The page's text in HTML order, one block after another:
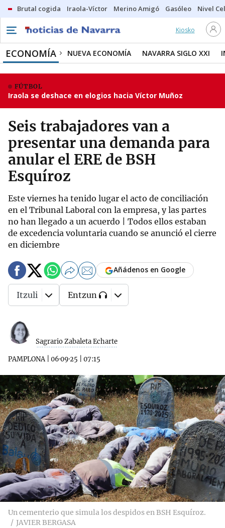
Brutal cogida Iraola-Víctor Merino Amigó Gasóleo Nivel
Kiosko
ECONOMÍA NUEVA ECONOMÍA NAVARRA SIGLO XXI
FÚTBOL
Iraola se deshace en elogios hacia Víctor Muñoz
Seis trabajadores van a
presentar una demanda para
anular el ERE de BSH
Esquíroz
Este viernes ha tenido lugar el acto de conciliación
en el Tribunal Laboral con la empresa, y las partes
no han llegado a un acuerdo | Todos ellos estaban
de excedencia voluntaria cuando se anunció el cierre
en diciembre
Sagrario Zabaleta Echarte
PAMPLONA| 06·09·25 07:15
Añádenos en Google
Itzuli Entzun
Un cementerio que simula los despidos en BSH Esquíroz.
JAVIER BERGASA